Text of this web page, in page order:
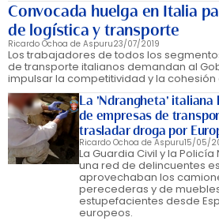
Convocada huelga en Italia
de logística y transporte
Ricardo Ochoa de Aspuru23/07/2019
Los trabajadores de todos los
de transporte italianos demandan al
impulsar la competitividad y la cohesión
La 'Ndrangheta' italiana
de empresas de
trasladar droga por
Ricardo Ochoa de Aspuru15/05/
La Guardia Civil y la
una red de delincuentes
aprovechaban los
perecederas y de
estupefacientes desde
europeos.